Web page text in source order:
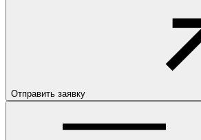
Отправить заявку